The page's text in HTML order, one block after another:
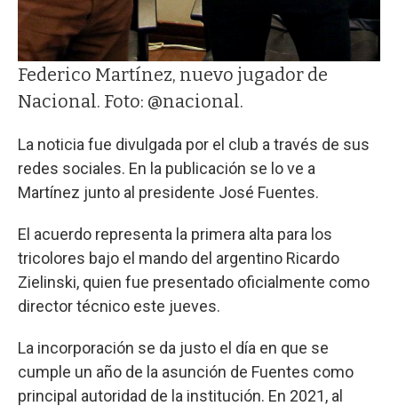
Federico Martínez, nuevo jugador de
Nacional. Foto: @nacional.
La noticia fue divulgada por el club a través de sus
redes sociales. En la publicación se lo ve a
Martínez junto al presidente José Fuentes.
El acuerdo representa la primera alta para los
tricolores bajo el mando del argentino Ricardo
Zielinski, quien fue presentado oficialmente como
director técnico este jueves.
La incorporación se da justo el día en que se
cumple un año de la asunción de Fuentes como
principal autoridad de la institución. En 2021, al